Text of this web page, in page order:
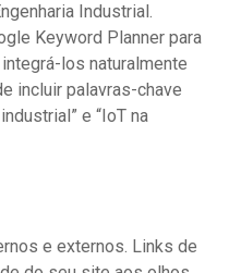
Industrial.
Keyword Planner para
los naturalmente
incluir palavras-chave
e “IoT na
e externos. Links de